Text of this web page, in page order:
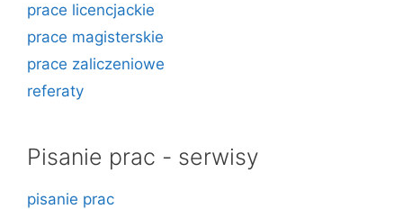
prace licencjackie
prace magisterskie
prace zaliczeniowe
referaty
Pisanie prac - serwisy
pisanie prac